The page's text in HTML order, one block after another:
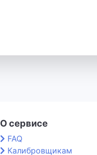
О сервисе
FAQ
Калибровщикам